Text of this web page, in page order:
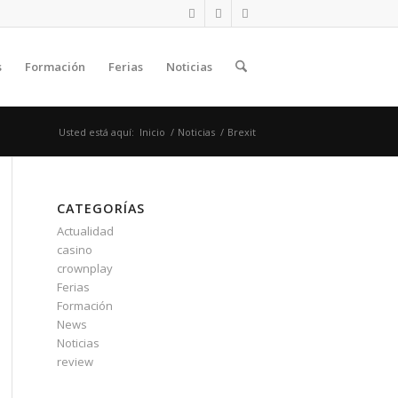
Formación Ferias Noticias
Usted está aquí: Inicio / Noticias / Brexit
CATEGORÍAS
Actualidad
casino
crownplay
Ferias
Formación
News
Noticias
review